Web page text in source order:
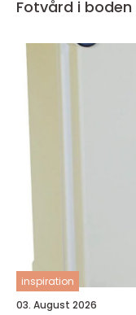
inspiration
03. August 2026